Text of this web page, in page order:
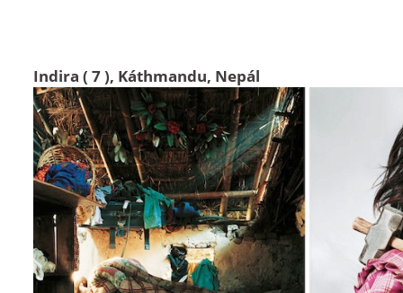
Indira ( 7 ), Káthmandu, Nepál